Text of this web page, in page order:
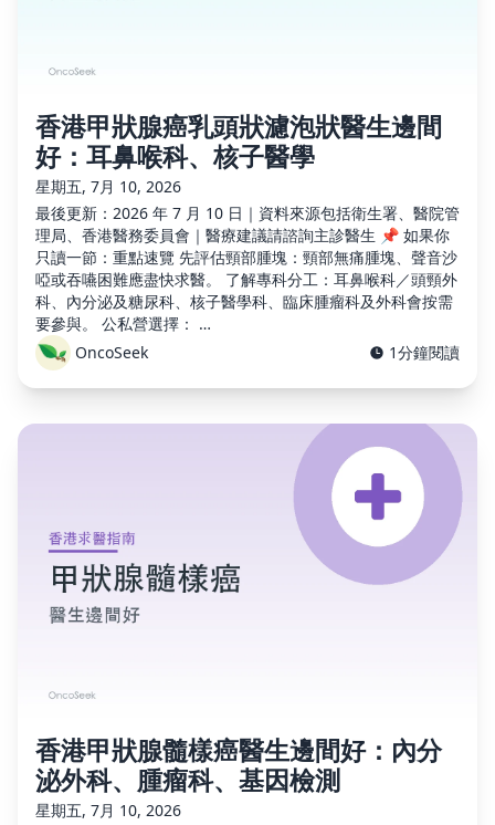
香港甲狀腺癌乳頭狀濾泡狀醫生邊間
好：耳鼻喉科、核子醫學
星期五, 7月 10, 2026
最後更新：2026 年 7 月 10 日｜資料來源包括衛生署、醫院管
理局、香港醫務委員會｜醫療建議請諮詢主診醫生 📌 如果你
只讀一節：重點速覽 先評估頸部腫塊：頸部無痛腫塊、聲音沙
啞或吞嚥困難應盡快求醫。 了解專科分工：耳鼻喉科／頭頸外
科、內分泌及糖尿科、核子醫學科、臨床腫瘤科及外科會按需
要參與。 公私營選擇： …
OncoSeek
1分鐘閱讀
香港甲狀腺髓樣癌醫生邊間好：內分
泌外科、腫瘤科、基因檢測
星期五, 7月 10, 2026